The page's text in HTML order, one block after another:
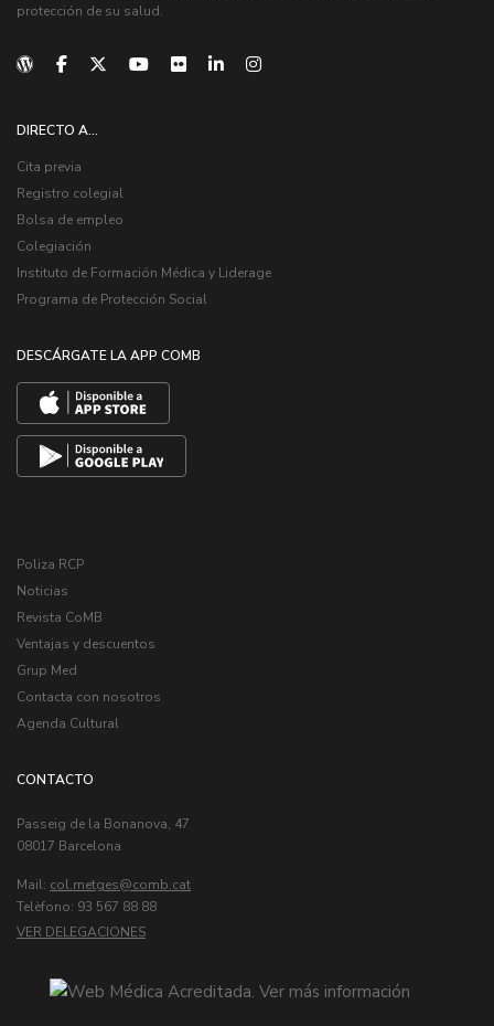
protección de su salud.
DIRECTO A...
Cita previa
Registro colegial
Bolsa de empleo
Colegiación
Instituto de Formación Médica y Liderage
Programa de Protección Social
DESCÁRGATE LA APP COMB
Poliza RCP
Noticias
Revista CoMB
Ventajas y descuentos
Grup Med
Contacta con nosotros
Agenda Cultural
CONTACTO
Passeig de la Bonanova, 47
08017 Barcelona
Mail: col.metges
Telèfono: 93 567 88 88
VER DELEGACIONES